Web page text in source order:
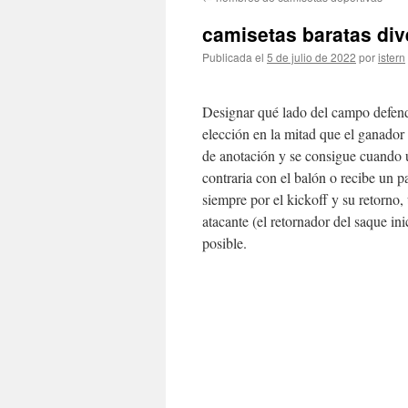
contenido
camisetas baratas
Publicada el 5 de julio de 2022 poristern
Designar qué lado del campo
elección en la mitad que el
de anotación y se consigue
contraria con el balón o recibe un
siempre por el kickoff y su retorno,
atacante (el retornador del saque
posible.